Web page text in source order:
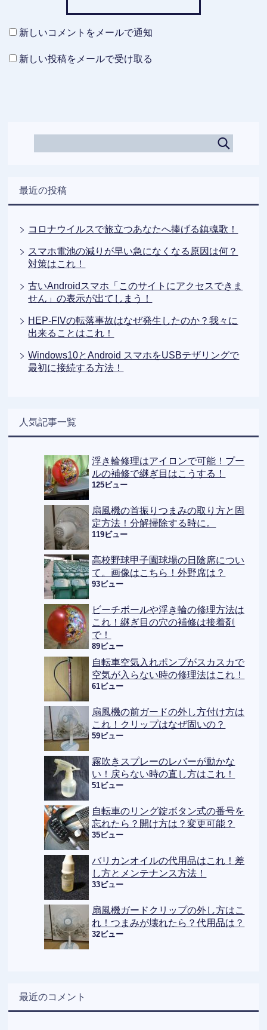
新しいコメントをメールで通知
新しい投稿をメールで受け取る
最近の投稿
コロナウイルスで旅立つあなたへ捧げる鎮魂歌！
スマホ電池の減りが早い急になくなる原因は何？
対策はこれ！
古いAndroidスマホ「このサイトにアクセスできま
せん」の表示が出てしまう！
HEP-FIVの転落事故はなぜ発生したのか？我々に
出来ることはこれ！
Windows10とAndroid スマホをUSBテザリングで
最初に接続する方法！
人気記事一覧
浮き輪修理はアイロンで可能！プー
ルの補修で継ぎ目はこうする！
125ビュー
扇風機の首振りつまみの取り方と固
定方法！分解掃除する時に。
119ビュー
高校野球甲子園球場の日陰席につい
て。画像はこちら！外野席は？
93ビュー
ビーチボールや浮き輪の修理方法は
これ！継ぎ目の穴の補修は接着剤
で！
89ビュー
自転車空気入れポンプがスカスカで
空気が入らない時の修理法はこれ！
61ビュー
扇風機の前ガードの外し方付け方は
これ！クリップはなぜ固いの？
59ビュー
霧吹きスプレーのレバーが動かな
い！戻らない時の直し方はこれ！
51ビュー
自転車のリング錠ボタン式の番号を
忘れたら？開け方は？変更可能？
35ビュー
バリカンオイルの代用品はこれ！差
し方とメンテナンス方法！
33ビュー
扇風機ガードクリップの外し方はこ
れ！つまみが壊れたら？代用品は？
32ビュー
最近のコメント